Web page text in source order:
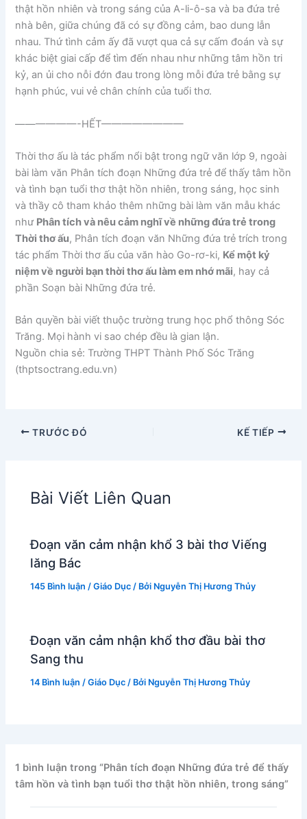
thật hồn nhiên và trong sáng của A-li-ô-sa và ba đứa trẻ
nhà bên, giữa chúng đã có sự đồng cảm, bao dung lẫn
nhau. Thứ tình cảm ấy đã vượt qua cả sự cấm đoán và sự
khác biệt giai cấp để tìm đến nhau như những tâm hồn tri
kỷ, an ủi cho nỗi đớn đau trong lòng mỗi đứa trẻ bằng sự
hạnh phúc, vui vẻ chân chính của tuổi thơ.
——————-HẾT————————
Thời thơ ấu là tác phẩm nổi bật trong ngữ văn lớp 9, ngoài
bài làm văn Phân tích đoạn Những đứa trẻ để thấy tâm hồn
và tình bạn tuổi thơ thật hồn nhiên, trong sáng, học sinh
và thầy cô tham khảo thêm những bài làm văn mẫu khác
như Phân tích và nêu cảm nghĩ về những đứa trẻ trong
Thời thơ ấu, Phân tích đoạn văn Những đứa trẻ trích trong
tác phẩm Thời thơ ấu của văn hào Go-rơ-ki, Kể một kỷ
niệm về người bạn thời thơ ấu làm em nhớ mãi, hay cả
phần Soạn bài Những đứa trẻ.
Bản quyền bài viết thuộc trường trung học phổ thông Sóc
Trăng. Mọi hành vi sao chép đều là gian lận.
Nguồn chia sẻ: Trường THPT Thành Phố Sóc Trăng
(thptsoctrang.edu.vn)
TRƯỚC ĐÓ KẾ TIẾP
Bài Viết Liên Quan
Đoạn văn cảm nhận khổ 3 bài thơ Viếng
lăng Bác
145 Bình luận /Giáo Dục / Bởi Nguyễn Thị Hương Thủy
Đoạn văn cảm nhận khổ thơ đầu bài thơ
Sang thu
14 Bình luận /Giáo Dục / Bởi Nguyễn Thị Hương Thủy
1 bình luận trong “Phân tích đoạn Những đứa trẻ để thấy
tâm hồn và tình bạn tuổi thơ thật hồn nhiên, trong sáng”